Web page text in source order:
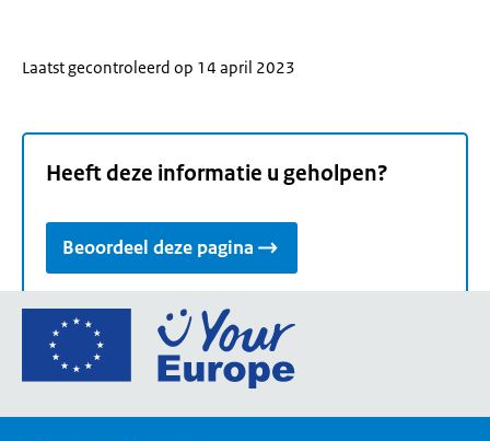
Laatst gecontroleerd op 14 april 2023
Heeft deze informatie u geholpen?
Beoordeel deze pagina
Ga
de